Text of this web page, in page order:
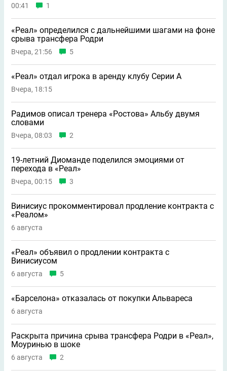
00:41 1
«Реал» определился с дальнейшими шагами на фоне
срыва трансфера Родри
Вчера, 21:56 5
«Реал» отдал игрока в аренду клубу Серии А
Вчера, 18:15
Радимов описал тренера «Ростова» Альбу двумя
словами
Вчера, 08:03 2
19-летний Диоманде поделился эмоциями от
перехода в «Реал»
Вчера, 00:15 3
Винисиус прокомментировал продление контракта с
«Реалом»
6 августа
«Реал» объявил о продлении контракта с
Винисиусом
6 августа 5
«Барселона» отказалась от покупки Альвареса
6 августа
Раскрыта причина срыва трансфера Родри в «Реал»,
Моуринью в шоке
6 августа 2